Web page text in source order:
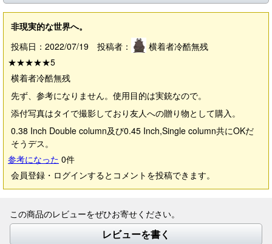
非現実的な世界へ。
投稿日：2022/07/19 投稿者：
横着者冷酷無残
★★★★★5
横着者冷酷無残
先ず、参考になりません。使用目的は実銃なので。
添付写真はタイで撮影しており友人への贈り物として購入。
0.38 Inch Double column及び0.45 Inch,Single column共にOKだ
そうデス。
参考になった 0件
会員登録・ログインするとコメントを投稿できます。
この商品のレビューをぜひお寄せください。
レビューを書く